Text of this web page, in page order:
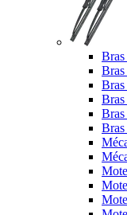
Bras
Bras
Bras
Bras
Bras
Bras